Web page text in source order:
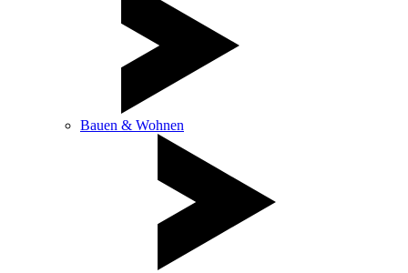
Bauen & Wohnen